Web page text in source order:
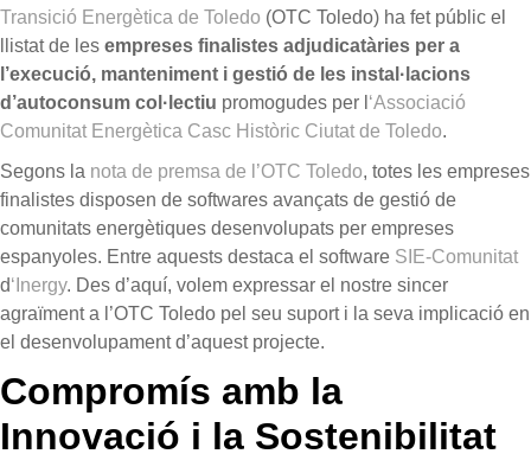
Transició Energètica de Toledo (OTC Toledo) ha fet públic el
llistat de les empreses finalistes adjudicatàries per a
l’execució, manteniment i gestió de les instal·lacions
d’autoconsum col·lectiu promogudes per l ‘Associació
Comunitat Energètica Casc Històric Ciutat de Toledo.
Segons la nota de premsa de l’OTC Toledo, totes les empreses
finalistes disposen de softwares avançats de gestió de
comunitats energètiques desenvolupats per empreses
espanyoles. Entre aquests destaca el software SIE-Comunitat
d‘Inergy. Des d’aquí, volem expressar el nostre sincer
agraïment a l’OTC Toledo pel seu suport i la seva implicació en
el desenvolupament d’aquest projecte.
Compromís amb la
Innovació i la Sostenibilitat